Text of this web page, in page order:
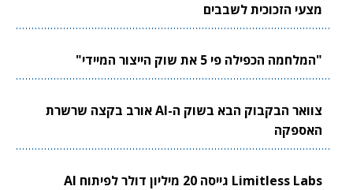
מצעי הזכוכית לשבבים
"המלחמה הכפילה פי 5 את שוק הייצור המיידי"
צוואר הבקבוק הבא בשוק ה-AI אורב בקצה שרשרת
האספקה
Limitless Labs גייסה 20 מיליון דולר לפיתוח AI